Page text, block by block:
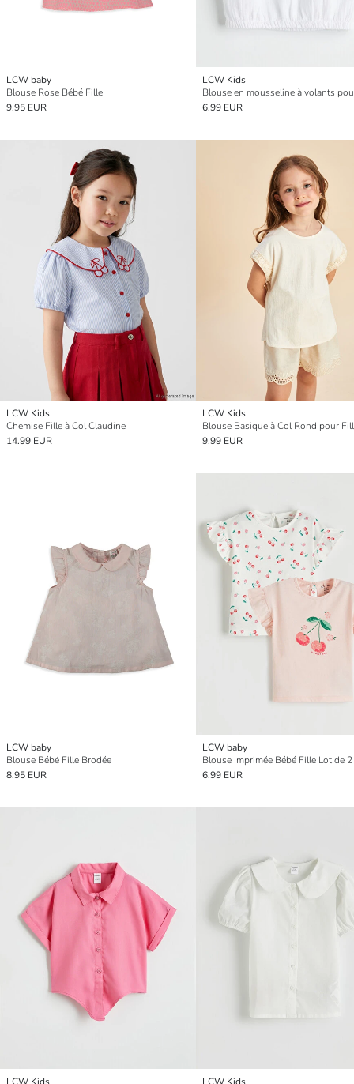
LCW baby
Blouse Rose Bébé Fille
9.95 EUR
LCW Kids
Blouse en mousseline à volants
6.99 EUR
LCW Kids
Chemise Fille à Col Claudine
14.99 EUR
LCW Kids
Blouse Basique à Col Rond pour
9.99 EUR
LCW baby
Blouse Bébé Fille Brodée
8.95 EUR
LCW baby
Blouse Imprimée Bébé Fille Lot de 2
6.99 EUR
LCW Kids LCW Kids